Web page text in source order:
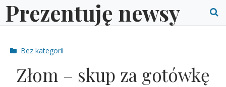
Skip
toPrezentuję newsy
Post
Bez kategorii
Złom – skup za gotówkę